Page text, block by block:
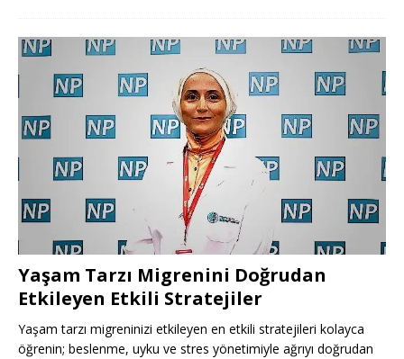
Yaşam Tarzı Migrenini Doğrudan
Etkileyen Etkili Stratejiler
Yaşam tarzı migreninizi etkileyen en etkili stratejileri kolayca
öğrenin; beslenme, uyku ve stres yönetimiyle ağrıyı doğrudan